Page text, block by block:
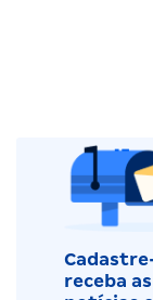
receba as